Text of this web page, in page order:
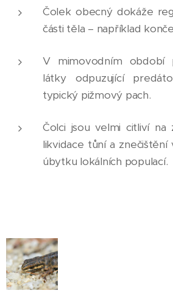
Čolek obecný dokáže
části těla – například
V mimovodním období
látky odpuzující
typický pižmový pach.
Čolci jsou velmi citliví
likvidace tůní a
úbytku lokálních populací.